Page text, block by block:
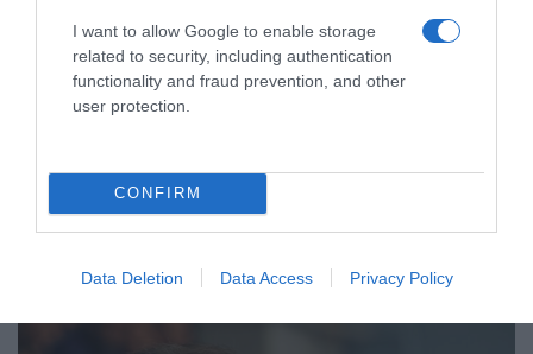
I want to allow Google to enable storage
related to security, including authentication
functionality and fraud prevention, and other
user protection.
CONFIRM
Data Deletion Data Access Privacy Policy
ΠΑΡΑΠΟΛΙΤΙΚΑ
“Σχεδία” και ευχές η είσοδός του στο
“Σεράφειο”
προγράμματος της ΕΛΑΣ για την τοπική αυτοδιοίκηση